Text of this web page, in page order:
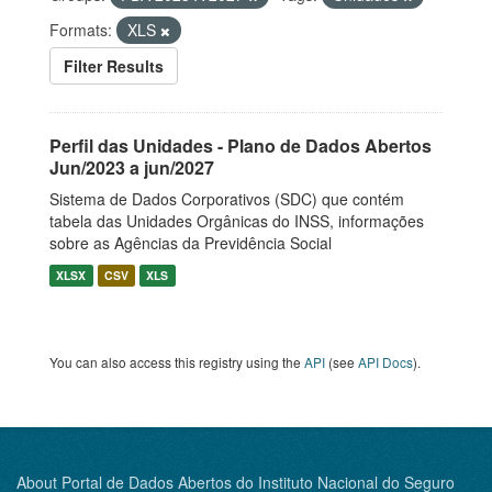
Formats:
XLS
Filter Results
Perfil das Unidades - Plano de Dados Abertos
Jun/2023 a jun/2027
Sistema de Dados Corporativos (SDC) que contém
tabela das Unidades Orgânicas do INSS, informações
sobre as Agências da Previdência Social
XLSX CSV XLS
You can also access this registry using the API (see API Docs).
About Portal de Dados Abertos do Instituto Nacional do Seguro